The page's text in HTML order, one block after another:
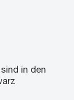
in den